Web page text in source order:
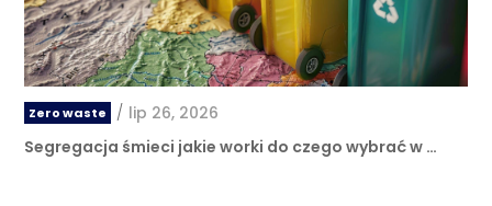
Zero waste / lip 26, 2026
Segregacja śmieci jakie worki do czego wybrać w …